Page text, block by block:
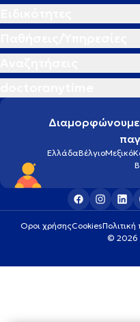
Διαμορφώνουμε
ΕλλάδαΒέλγιοΜεξικό
Οροι χρήσηςCookies
© 2026